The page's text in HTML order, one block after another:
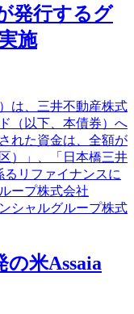
発行するグ
施
は、三井不動産株式
（以下、本債券）へ
れた資金は、全額が
）」、「日本橋三井
リファイナンスに
ープ株式会社
シャルグループ株式
米Assaia